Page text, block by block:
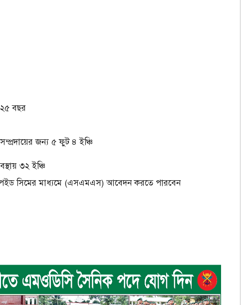
২৫ বছর
জন্য ৫ ফুট ৪ ইঞ্চি
৩২ ইঞ্চি
পেইড সিমের মাধ্যমে (এসএমএস) আবেদন করতে পারবেন